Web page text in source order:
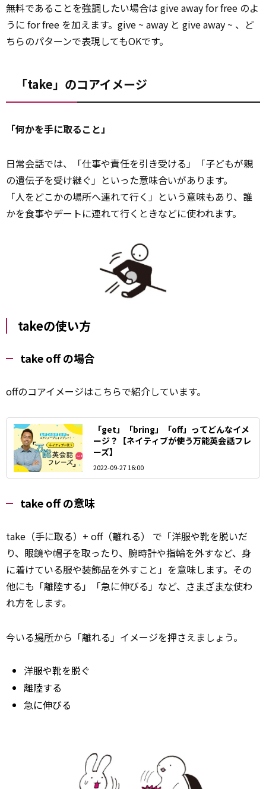
無料であることを強調したい場合は give away for free のよ
うに for free を加えます。give ~ away と give away ~ 、ど
ちらのパターンで表現してもOKです。
「take」のコアイメージ
「何かを手に取ること」
日常会話では、「仕事や責任を引き受ける」「子どもが親
の遺伝子を受け継ぐ」といった意味合いがあります。
「人をどこかの場所へ連れて行く」という意味もあり、誰
かを食事やデートに連れて行くときなどに使われます。
takeの使い方
take off の場合
offのコアイメージはこちらで紹介しています。
「get」「bring」「off」ってどんなイメ
ージ？【ネイティブが使う万能英会話フレ
ーズ】
2022-09-27 16:00
take off の意味
take（手に取る）+ off（離れる） で「洋服や靴を脱いだ
り、眼鏡や帽子を取ったり、腕時計や指輪を外すなど、身
に着けている服や装飾品を外すこと」を意味します。その
他にも「離陸する」「急に伸びる」など、 さまざまな使わ
れ方をします。
今いる場所から「離れる」イメージを押さえましょう。
洋服や靴を脱ぐ
離陸する
急に伸びる